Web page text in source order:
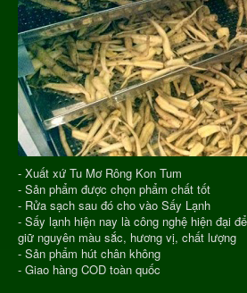
- Xuất xứ Tu Mơ Rông Kon Tum
- Sản phẩm được chọn phẩm chất tốt
- Rửa sạch sau đó cho vào Sấy Lạnh
- Sấy lạnh hiện nay là công nghệ hiện đại
giữ nguyên màu sắc, hương vị, chất lượng
- Sản phẩm hút chân không
- Giao hàng COD toàn quốc